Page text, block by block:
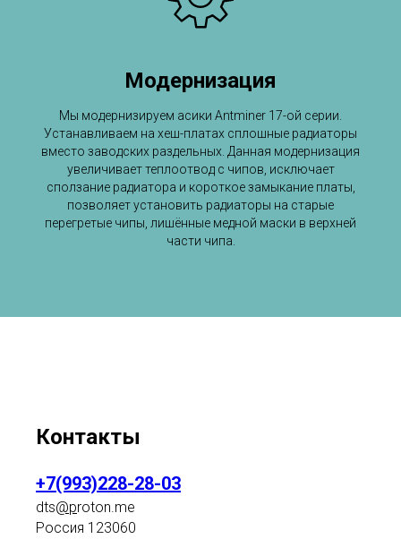
Модернизация
Мы модернизируем асики Antminer 17-ой серии.
Устанавливаем на хеш-платах сплошные радиаторы
вместо заводских раздельных. Данная модернизация
увеличивает теплоотвод с чипов, исключает
сползание радиатора и короткое замыкание платы,
позволяет установить радиаторы на старые
перегретые чипы, лишённые медной маски в верхней
части чипа.
Контакты
+7(993)228-28-03
dts@proton.me
Россия 123060